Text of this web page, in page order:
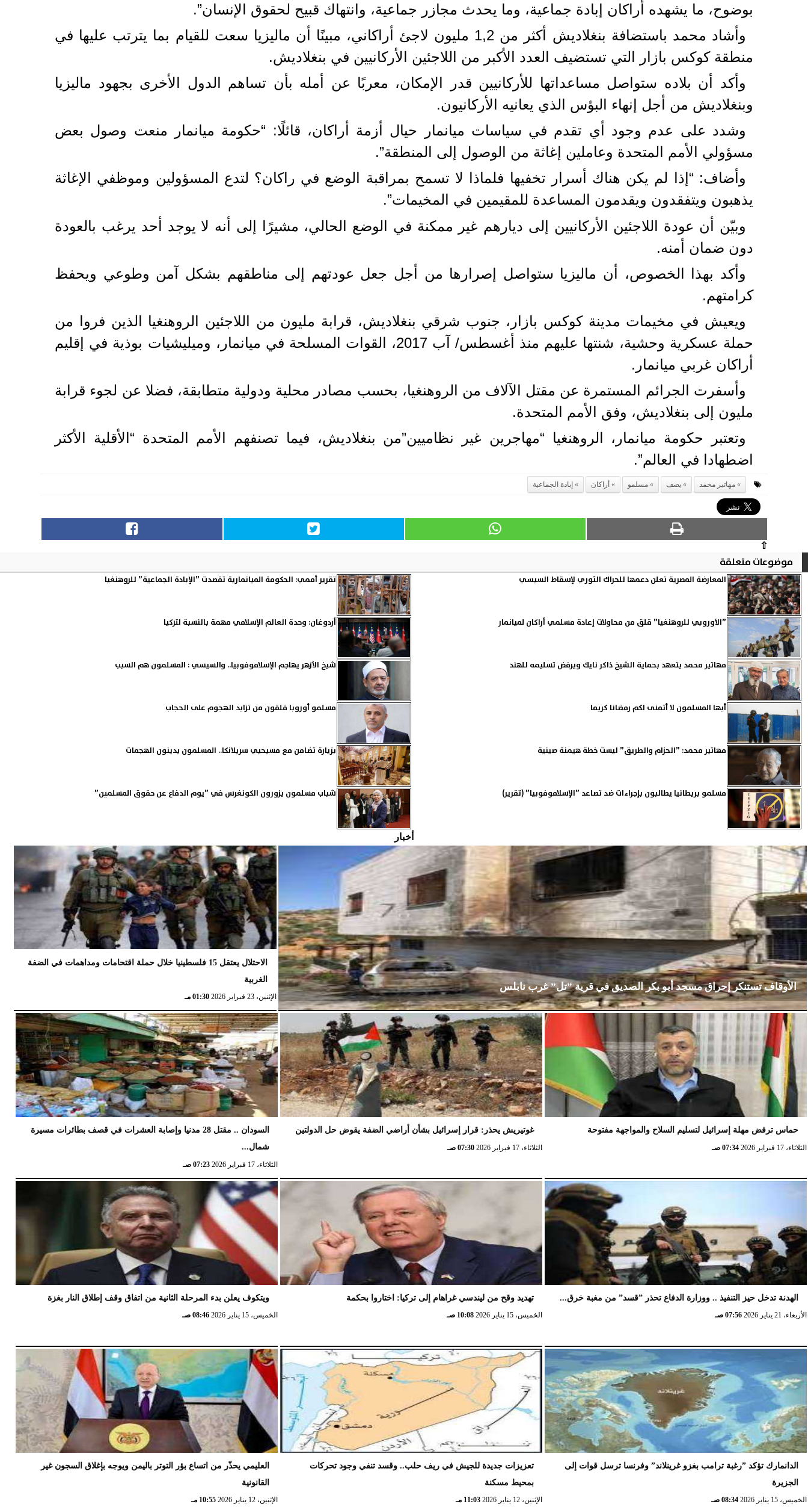
بوضوح، ما يشهده أراكان إبادة جماعية، وما يحدث مجازر جماعية، وانتهاك قبيح لحقوق الإنسان”.
وأشاد محمد باستضافة بنغلاديش أكثر من 1,2 مليون لاجئ أراكاني، مبينًا أن ماليزيا سعت للقيام بما يترتب عليها في
منطقة كوكس بازار التي تستضيف العدد الأكبر من اللاجئين الأركانيين في بنغلاديش.
وأكد أن بلاده ستواصل مساعداتها للأركانيين قدر الإمكان، معربًا عن أمله بأن تساهم الدول الأخرى بجهود ماليزيا
وبنغلاديش من أجل إنهاء البؤس الذي يعانيه الأركانيون.
وشدد على عدم وجود أي تقدم في سياسات ميانمار حيال أزمة أراكان، قائلًا: “حكومة ميانمار منعت وصول بعض
مسؤولي الأمم المتحدة وعاملين إغاثة من الوصول إلى المنطقة”.
وأضاف: “إذا لم يكن هناك أسرار تخفيها فلماذا لا تسمح بمراقبة الوضع في راكان؟ لتدع المسؤولين وموظفي الإغاثة
يذهبون ويتفقدون ويقدمون المساعدة للمقيمين في المخيمات”.
وبيّن أن عودة اللاجئين الأركانيين إلى ديارهم غير ممكنة في الوضع الحالي، مشيرًا إلى أنه لا يوجد أحد يرغب بالعودة
دون ضمان أمنه.
وأكد بهذا الخصوص، أن ماليزيا ستواصل إصرارها من أجل جعل عودتهم إلى مناطقهم بشكل آمن وطوعي ويحفظ
كرامتهم.
ويعيش في مخيمات مدينة كوكس بازار، جنوب شرقي بنغلاديش، قرابة مليون من اللاجئين الروهنغيا الذين فروا من
حملة عسكرية وحشية، شنتها عليهم منذ أغسطس/ آب 2017، القوات المسلحة في ميانمار، وميليشيات بوذية في إقليم
أراكان غربي ميانمار.
وأسفرت الجرائم المستمرة عن مقتل الآلاف من الروهنغيا، بحسب مصادر محلية ودولية متطابقة، فضلا عن لجوء قرابة
مليون إلى بنغلاديش، وفق الأمم المتحدة.
وتعتبر حكومة ميانمار، الروهنغيا “مهاجرين غير نظاميين”من بنغلاديش، فيما تصنفهم الأمم المتحدة “الأقلية الأكثر
اضطهادا في العالم”.
مهاتير محمد يصف مسلمو أراكان إبادة الجماعية
⇧
موضوعات متعلقة
المعارضة المصرية تعلن دعمها للحراك الثوري لإسقاط السيسي تقرير أممي: الحكومة الميانمارية تقصدت ”الإبادة الجماعية” للروهنغيا
”الأوروبي للروهنغيا” قلق من محاولات إعادة مسلمي أراكان لميانمار أردوغان: وحدة العالم الإسلامي مهمة بالنسبة لتركيا
مهاتير محمد يتعهد بحماية الشيخ ذاكر نايك ويرفض تسليمه للهند شيخ الأزهر يهاجم الإسلاموفوبيا.. والسيسي : المسلمون هم السبب
أيها المسلمون لا أتمنى لكم رمضانا كريما مسلمو أوروبا قلقون من تزايد الهجوم على الحجاب
مهاتير محمد: ”الحزام والطريق” ليست خطة هيمنة صينية بزيارة تضامن مع مسيحيي سريلانكا.. المسلمون يدينون الهجمات
مسلمو بريطانيا يطالبون بإجراءات ضد تصاعد ”الإسلاموفوبيا” (تقرير) شباب مسلمون يزورون الكونغرس في ”يوم الدفاع عن حقوق المسلمين”
أخبار
الأوقاف تستنكر إحراق مسجد أبو بكر الصديق في قرية ”تل” غرب نابلس
الإثنين، 23 فبراير 2026 02:15 مـ
الاحتلال يعتقل 15 فلسطينيا خلال حملة اقتحامات ومداهمات في الضفة
الغربية
الإثنين، 23 فبراير 2026 01:30 مـ
حماس ترفض مهلة إسرائيل لتسليم السلاح والمواجهة مفتوحة
الثلاثاء، 17 فبراير 2026 07:34 صـ
غوتيريش يحذر: قرار إسرائيل بشأن أراضي الضفة يقوض حل الدولتين
الثلاثاء، 17 فبراير 2026 07:30 صـ
السودان .. مقتل 28 مدنيا وإصابة العشرات في قصف بطائرات مسيرة
شمال...
الثلاثاء، 17 فبراير 2026 07:23 صـ
الهدنة تدخل حيز التنفيذ .. ووزارة الدفاع تحذر ”قسد” من مغبة خرق...
الأربعاء، 21 يناير 2026 07:56 صـ
تهديد وقح من ليندسي غراهام إلى تركيا: اختاروا بحكمة
الخميس، 15 يناير 2026 10:08 صـ
ويتكوف يعلن بدء المرحلة الثانية من اتفاق وقف إطلاق النار بغزة
الخميس، 15 يناير 2026 08:46 صـ
الدانمارك تؤكد ”رغبة ترامب بغزو غرينلاند” وفرنسا ترسل قوات إلى
الجزيرة
الخميس، 15 يناير 2026 08:34 صـ
تعزيزات جديدة للجيش في ريف حلب.. وقسد تنفي وجود تحركات
بمحيط مسكنة
الإثنين، 12 يناير 2026 11:03 مـ
العليمي يحذّر من اتساع بؤر التوتر باليمن ويوجه بإغلاق السجون غير
القانونية
الإثنين، 12 يناير 2026 10:55 مـ